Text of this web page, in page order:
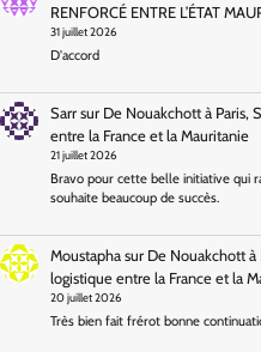
RENFORCÉ ENTRE L’ÉTAT
31 juillet 2026
D'accord
Sarrsur De Nouakchott à Paris,
entre la France et la Mauritanie
21 juillet 2026
Bravo pour cette belle initiative qui
souhaite beaucoup de succès.
Moustaphasur De Nouakchott à
logistique entre la France et la
20 juillet 2026
Très bien fait frérot bonne